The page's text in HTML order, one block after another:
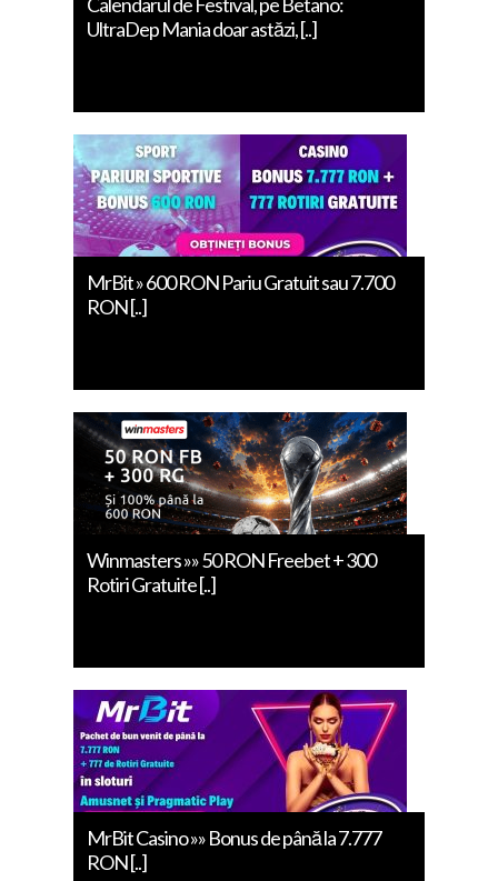
UltraDep Mania doar astăzi, [..]
MrBit » 600 RON Pariu Gratuit sau 7.700
RON [..]
Winmasters »» 50 RON Freebet + 300
Rotiri Gratuite [..]
MrBit Casino »» Bonus de până la 7.777
RON [..]